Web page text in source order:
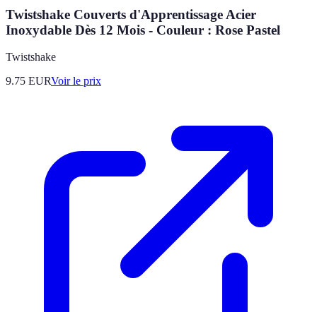
Twistshake Couverts d'Apprentissage Acier
Inoxydable Dès 12 Mois - Couleur : Rose Pastel
Twistshake
9.75 EURVoir le prix